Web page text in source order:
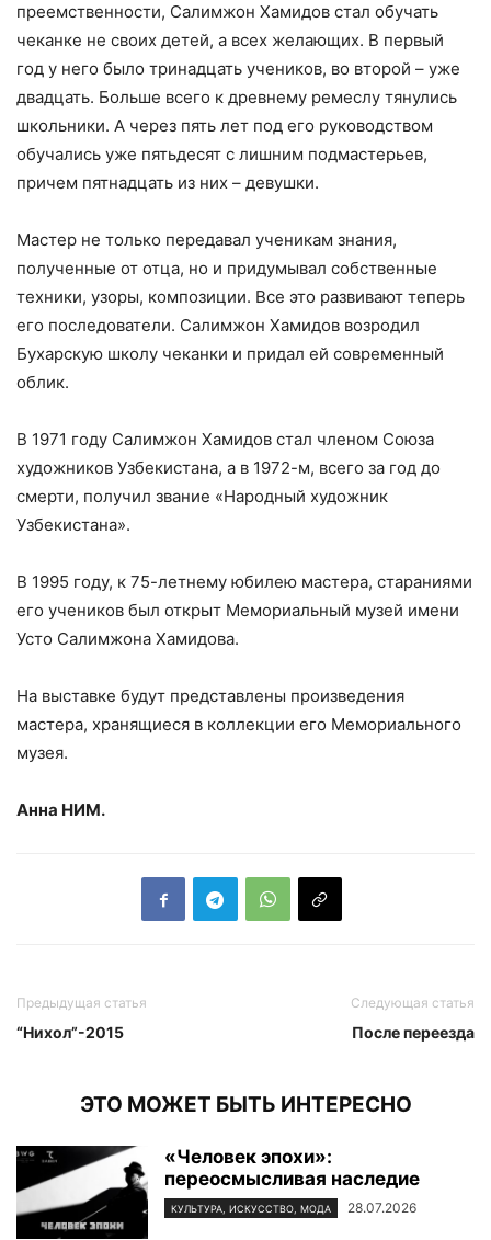
преемственности, Салимжон Хамидов стал обучать
чеканке не своих детей, а всех желающих. В первый
год у него было тринадцать учеников, во второй – уже
двадцать. Больше всего к древнему ремеслу тянулись
школьники. А через пять лет под его руководством
обучались уже пятьдесят с лишним подмастерьев,
причем пятнадцать из них – девушки.
Мастер не только передавал ученикам знания,
полученные от отца, но и придумывал собственные
техники, узоры, композиции. Все это развивают теперь
его последователи. Салимжон Хамидов возродил
Бухарскую школу чеканки и придал ей современный
облик.
В 1971 году Салимжон Хамидов стал членом Союза
художников Узбекистана, а в 1972-м, всего за год до
смерти, получил звание «Народный художник
Узбекистана».
В 1995 году, к 75-летнему юбилею мастера, стараниями
его учеников был открыт Мемориальный музей имени
Усто Салимжона Хамидова.
На выставке будут представлены произведения
мастера, хранящиеся в коллекции его Мемориального
музея.
Анна НИМ.
Предыдущая статья
“Нихол”-2015
Следующая статья
После переезда
ЭТО МОЖЕТ БЫТЬ ИНТЕРЕСНО
«Человек эпохи»:
переосмысливая наследие
КУЛЬТУРА, ИСКУССТВО, МОДА 28.07.2026